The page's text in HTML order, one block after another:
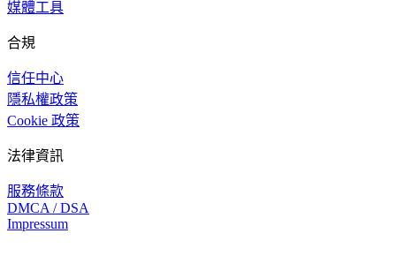
媒體工具
合規
信任中心
隱私權政策
Cookie 政策
法律資訊
服務條款
DMCA / DSA
Impressum